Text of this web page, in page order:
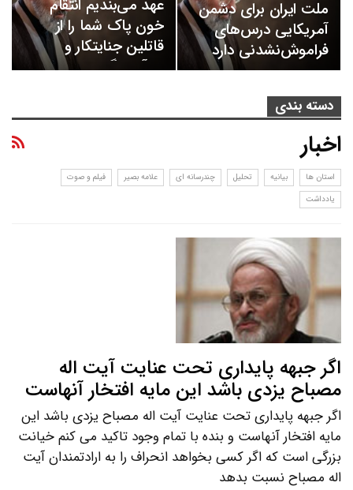
ملت ایران برای دشمن
آمریکایی درس‌های
فراموش‌نشدنی دارد
عهد می‌بندیم انتقام
خون پاک شما را از
قاتلین جنایتکار و
بی‌آبرو بگیریم
دسته بندی
اخبار
استان ها بیانیه تحلیل چندرسانه ای علامه بصیر
فیلم و صوت
یادداشت
اگر جبهه پایداری تحت عنایت آیت اله
مصباح یزدی باشد این مایه افتخار آنهاست
اگر جبهه پایداری تحت عنایت آیت اله مصباح یزدی باشد این
مایه افتخار آنهاست و بنده با تمام وجود تاکید می کنم خیانت
بزرگی است که اگر کسی بخواهد انحراف را به ارادتمندان آیت
اله مصباح نسبت بدهد